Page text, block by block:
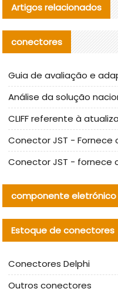
Artigos relacionados
conectores
componente eletrónico
Estoque de conectores
Conectores Delphi
Outros conectores